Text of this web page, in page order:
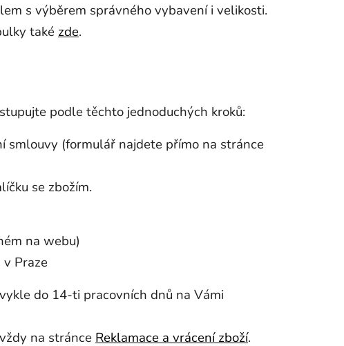
s výběrem správného vybavení i velikosti.
také zde.
podle těchto jednoduchých kroků:
smlouvy (formulář najdete přímo na stránce
se zbožím.
na webu)
Praze
do 14-ti pracovních dnů na Vámi
na stránce Reklamace a vrácení zboží.